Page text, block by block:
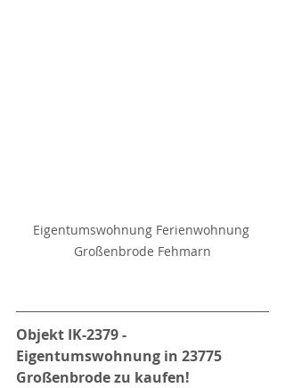
Eigentumswohnung Ferienwohnung
Großenbrode Fehmarn
Objekt IK-2379 -
Eigentumswohnung in 23775
Großenbrode zu kaufen!